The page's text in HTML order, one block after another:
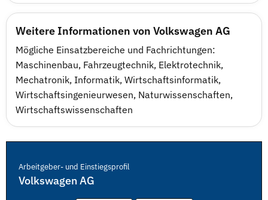
Weitere Informationen von Volkswagen AG
Mögliche Einsatzbereiche und Fachrichtungen:
Maschinenbau, Fahrzeugtechnik, Elektrotechnik,
Mechatronik, Informatik, Wirtschaftsinformatik,
Wirtschaftsingenieurwesen, Naturwissenschaften,
Wirtschaftswissenschaften
Arbeitgeber- und Einstiegsprofil
Volkswagen AG